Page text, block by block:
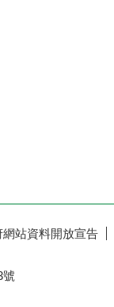
網站資料開放宣告
號